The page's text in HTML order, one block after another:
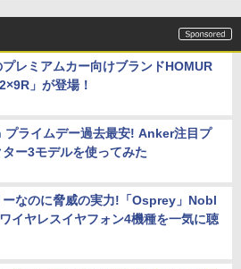
プレミアムカー向けブランドHOMUR
」が登場！
プライムデー過去最安! Anker注目プ
ター3モデルを使ってみた
ーなのに脅威の実力!「Osprey」Nobl
イヤレスイヤフォン4機種を一気に聴